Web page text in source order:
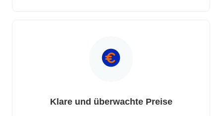
Klare und überwachte Preise